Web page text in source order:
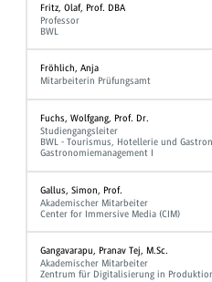
Fritz, Olaf, Prof. DBA
Professor
BWL
Fröhlich, Anja
Mitarbeiterin Prüfungsamt
Fuchs, Wolfgang, Prof. Dr.
Studiengangsleiter
BWL - Tourismus, Hotellerie und
Gastronomiemanagement I
Gallus, Simon, Prof.
Akademischer Mitarbeiter
Center for Immersive Media (CIM)
Gangavarapu, Pranav Tej, M.Sc.
Akademischer Mitarbeiter
Zentrum für Digitalisierung in